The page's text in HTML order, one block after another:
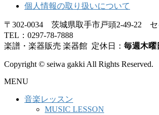
個人情報の取り扱いについて
〒302-0034 茨城県取手市戸頭2-49-22
TEL：0297-78-7888
楽譜・楽器販売 楽器館 定休日： 毎週木曜
Copyright © seiwa gakki All Rights Reserved.
MENU
音楽レッスン
MUSIC LESSON